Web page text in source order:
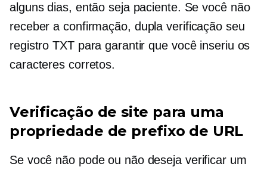
alguns dias, então seja paciente. Se você não
receber a confirmação, dupla verificação seu
registro TXT para garantir que você inseriu os
caracteres corretos.
Verificação de site para uma
propriedade de prefixo de URL
Se você não pode ou não deseja verificar um